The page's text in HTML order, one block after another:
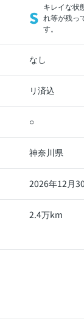
S
キレイな状
れ等が残っ
す。
なし
リ済込
○
神奈川県
2026年12月
2.4万km